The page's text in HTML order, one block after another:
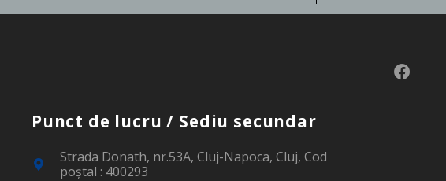
Punct de lucru / Sediu secundar
Strada Donath, nr.53A, Cluj-Napoca, Cluj, Cod
poştal : 400293